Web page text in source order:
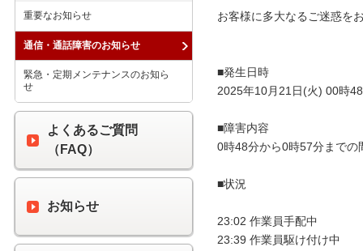
お客様に多大なるご迷惑を
■発生日時
2025年10月21日(火) 00時
■障害内容
0時48分から0時57分までの
■状況
23:02 作業員手配中
23:39 作業員駆け付け中
重要なお知らせ
通信・通話障害のお知らせ
緊急・定期メンテナンスのお知ら
せ
よくあるご質問
（FAQ）
お知らせ